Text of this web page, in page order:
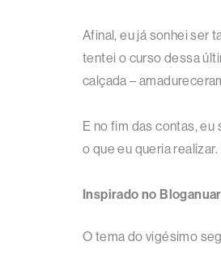
Afinal, eu já sonhei ser
tentei o curso dessa
calçada –
E no fim das contas,
o que eu queria
Inspirado no
O tema do vigésimo